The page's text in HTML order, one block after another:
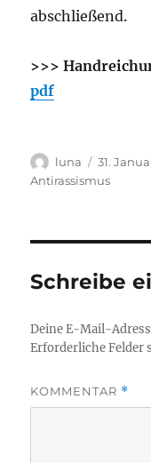
abschließend.
>>>
pdf
Autor
luna
am
31.
Antirassismus
Schreibe
Deine E-Mail-
Erforderliche Felder
KOMMENTAR *